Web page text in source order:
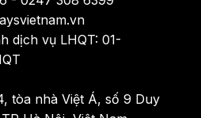
dịch vụ LHQT: 01-
tòa nhà Việt Á, số 9 Duy